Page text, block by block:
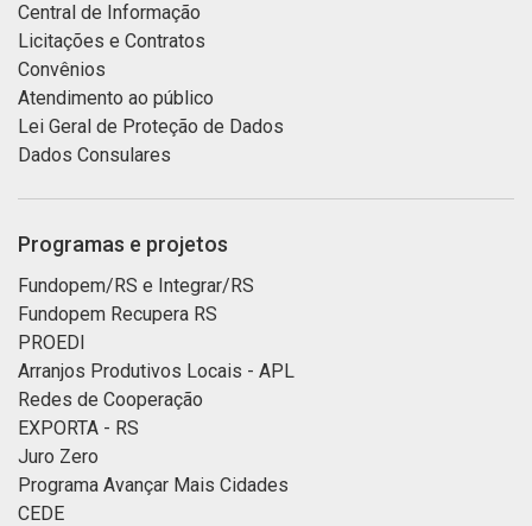
Central de Informação
Licitações e Contratos
Convênios
Atendimento ao público
Lei Geral de Proteção de Dados
Dados Consulares
Programas e projetos
Fundopem/RS e Integrar/RS
Fundopem Recupera RS
PROEDI
Arranjos Produtivos Locais - APL
Redes de Cooperação
EXPORTA - RS
Juro Zero
Programa Avançar Mais Cidades
CEDE